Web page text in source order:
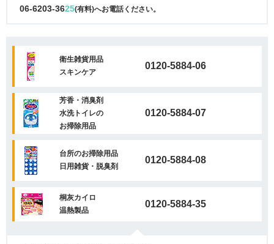
06-6203-3625(有料)へお電話ください。
衛生雑貨用品
スキンケア
0120-5884-06
芳香・消臭剤
水洗トイレの
お掃除用品
0120-5884-07
台所のお掃除用品
日用雑貨・脱臭剤
0120-5884-08
桐灰カイロ
温熱製品
0120-5884-35